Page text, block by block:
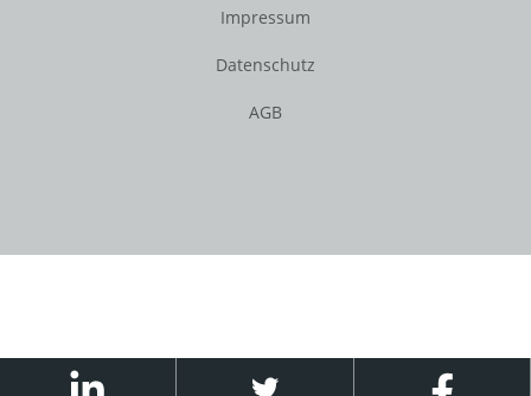
Impressum
Datenschutz
AGB